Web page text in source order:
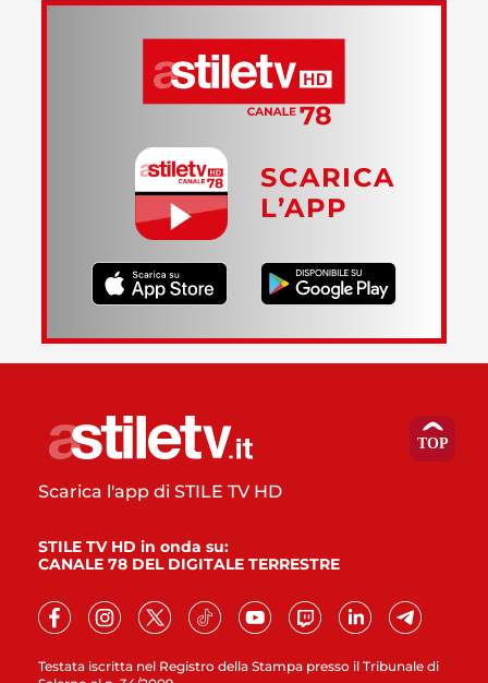
SCARICA
L’APP
Testata iscritta nel Registro della Stampa presso il Tribunale di
Scarica l'app di STILE TV HD
STILE TV HD in onda su:
CANALE 78 DEL DIGITALE TERRESTRE